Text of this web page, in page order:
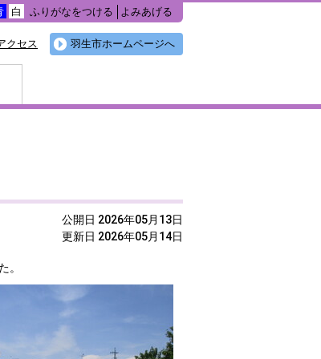
白 ふりがなをつける よみあげる
羽生市ホームページへ
クセス
公開日 2026年05月13日
更新日 2026年05月14日
。